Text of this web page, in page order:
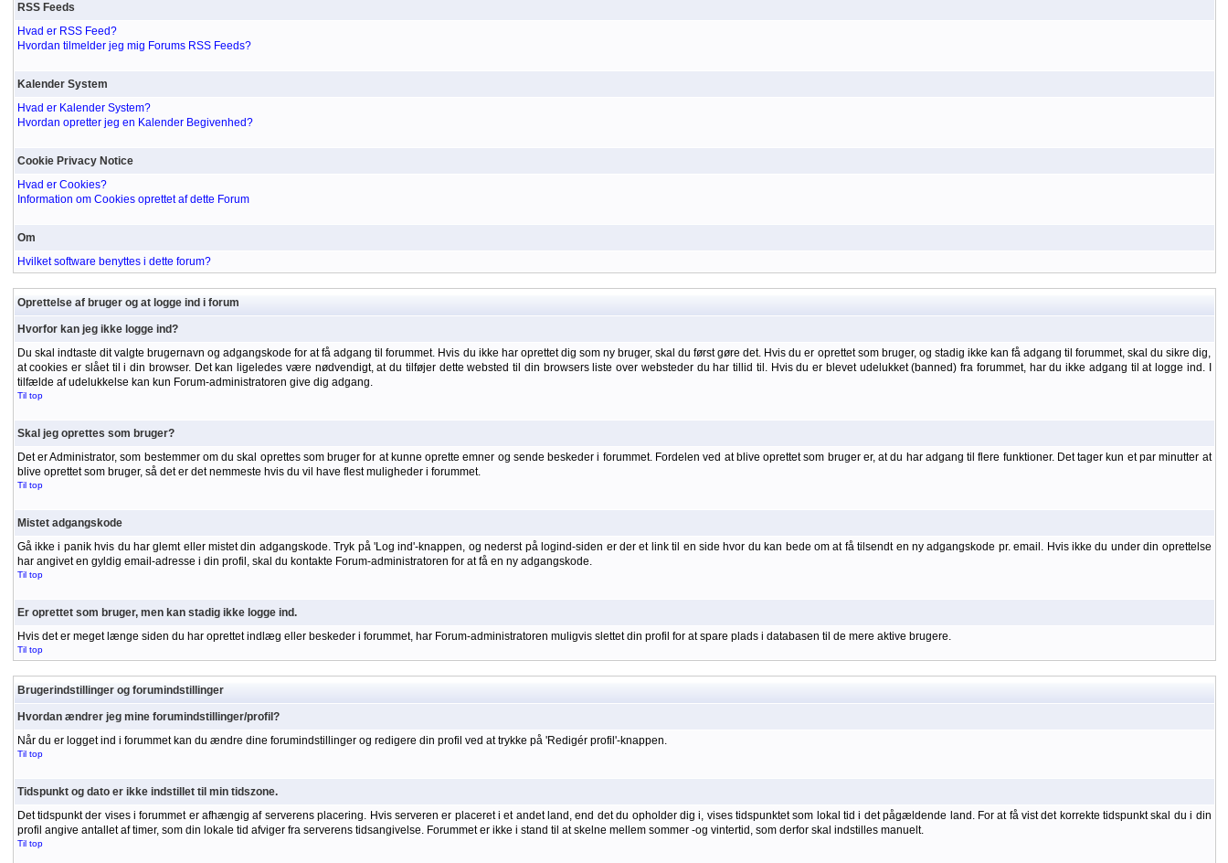
RSS Feeds
Hvad er RSS Feed?
Hvordan tilmelder jeg mig Forums RSS Feeds?
Kalender System
Hvad er Kalender System?
Hvordan opretter jeg en Kalender Begivenhed?
Cookie Privacy Notice
Hvad er Cookies?
Information om Cookies oprettet af dette Forum
Om
Hvilket software benyttes i dette forum?
Oprettelse af bruger og at logge ind i forum
Hvorfor kan jeg ikke logge ind?
Du skal indtaste dit valgte brugernavn og adgangskode for at få adgang til forummet. Hvis du ikke har oprettet dig som ny bruger, skal du først gøre det. Hvis du er oprettet som bruger, og stadig ikke kan få adgang til forummet, skal du sikre dig,
at cookies er slået til i din browser. Det kan ligeledes være nødvendigt, at du tilføjer dette websted til din browsers liste over websteder du har tillid til. Hvis du er blevet udelukket (banned) fra forummet, har du ikke adgang til at logge ind. I
tilfælde af udelukkelse kan kun Forum-administratoren give dig adgang.
Til top
Skal jeg oprettes som bruger?
Det er Administrator, som bestemmer om du skal oprettes som bruger for at kunne oprette emner og sende beskeder i forummet. Fordelen ved at blive oprettet som bruger er, at du har adgang til flere funktioner. Det tager kun et par minutter at
blive oprettet som bruger, så det er det nemmeste hvis du vil have flest muligheder i forummet.
Til top
Mistet adgangskode
Gå ikke i panik hvis du har glemt eller mistet din adgangskode. Tryk på 'Log ind'-knappen, og nederst på logind-siden er der et link til en side hvor du kan bede om at få tilsendt en ny adgangskode pr. email. Hvis ikke du under din oprettelse
har angivet en gyldig email-adresse i din profil, skal du kontakte Forum-administratoren for at få en ny adgangskode.
Til top
Er oprettet som bruger, men kan stadig ikke logge ind.
Hvis det er meget længe siden du har oprettet indlæg eller beskeder i forummet, har Forum-administratoren muligvis slettet din profil for at spare plads i databasen til de mere aktive brugere.
Til top
Brugerindstillinger og forumindstillinger
Hvordan ændrer jeg mine forumindstillinger/profil?
Når du er logget ind i forummet kan du ændre dine forumindstillinger og redigere din profil ved at trykke på 'Redigér profil'-knappen.
Til top
Tidspunkt og dato er ikke indstillet til min tidszone.
Det tidspunkt der vises i forummet er afhængig af serverens placering. Hvis serveren er placeret i et andet land, end det du opholder dig i, vises tidspunktet som lokal tid i det pågældende land. For at få vist det korrekte tidspunkt skal du i din
profil angive antallet af timer, som din lokale tid afviger fra serverens tidsangivelse. Forummet er ikke i stand til at skelne mellem sommer -og vintertid, som derfor skal indstilles manuelt.
Til top